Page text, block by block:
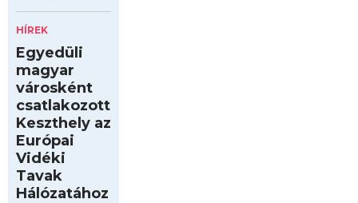
HÍREK
Egyedüli
magyar
városként
csatlakozott
Keszthely az
Európai
Vidéki
Tavak
Hálózatához